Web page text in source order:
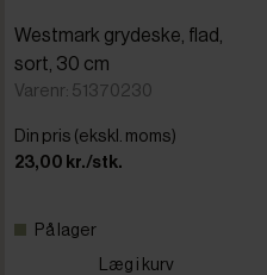
Westmark grydeske, flad,
sort, 30 cm
Varenr: 51370230
Din pris (ekskl. moms)
23,00 kr./stk.
På lager
Læg i kurv